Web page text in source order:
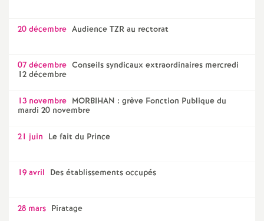
20 décembre Audience TZR au rectorat
07 décembre Conseils syndicaux extraordinaires mercredi
12 décembre
13 novembre MORBIHAN : grève Fonction Publique du
mardi 20 novembre
21 juin Le fait du Prince
19 avril Des établissements occupés
28 mars Piratage